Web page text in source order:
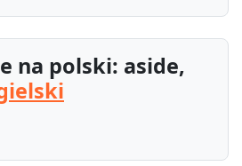
na polski: aside,